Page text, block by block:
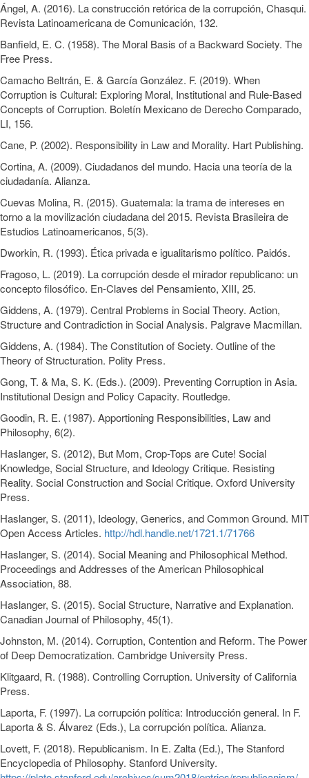
Ángel, A. (2016). La construcción retórica de la corrupción, Chasqui.
Revista Latinoamericana de Comunicación, 132.
Banfield, E. C. (1958). The Moral Basis of a Backward Society. The
Free Press.
Camacho Beltrán, E. & García González. F. (2019). When
Corruption is Cultural: Exploring Moral, Institutional and Rule-Based
Concepts of Corruption. Boletín Mexicano de Derecho Comparado,
LI, 156.
Cane, P. (2002). Responsibility in Law and Morality. Hart Publishing.
Cortina, A. (2009). Ciudadanos del mundo. Hacia una teoría de la
ciudadanía. Alianza.
Cuevas Molina, R. (2015). Guatemala: la trama de intereses en
torno a la movilización ciudadana del 2015. Revista Brasileira de
Estudios Latinoamericanos, 5(3).
Dworkin, R. (1993). Ética privada e igualitarismo político. Paidós.
Fragoso, L. (2019). La corrupción desde el mirador republicano: un
concepto filosófico. En-Claves del Pensamiento, XIII, 25.
Giddens, A. (1979). Central Problems in Social Theory. Action,
Structure and Contradiction in Social Analysis. Palgrave Macmillan.
Giddens, A. (1984). The Constitution of Society. Outline of the
Theory of Structuration. Polity Press.
Gong, T. & Ma, S. K. (Eds.). (2009). Preventing Corruption in Asia.
Institutional Design and Policy Capacity. Routledge.
Goodin, R. E. (1987). Apportioning Responsibilities, Law and
Philosophy, 6(2).
Haslanger, S. (2012), But Mom, Crop-Tops are Cute! Social
Knowledge, Social Structure, and Ideology Critique. Resisting
Reality. Social Construction and Social Critique. Oxford University
Press.
Haslanger, S. (2011), Ideology, Generics, and Common Ground. MIT
Open Access Articles. http://hdl.handle.net/1721.1/71766
Haslanger, S. (2014). Social Meaning and Philosophical Method.
Proceedings and Addresses of the American Philosophical
Association, 88.
Haslanger, S. (2015). Social Structure, Narrative and Explanation.
Canadian Journal of Philosophy, 45(1).
Johnston, M. (2014). Corruption, Contention and Reform. The Power
of Deep Democratization. Cambridge University Press.
Klitgaard, R. (1988). Controlling Corruption. University of California
Press.
Laporta, F. (1997). La corrupción política: Introducción general. In F.
Laporta & S. Álvarez (Eds.), La corrupción política. Alianza.
Lovett, F. (2018). Republicanism. In E. Zalta (Ed.), The Stanford
Encyclopedia of Philosophy. Stanford University.